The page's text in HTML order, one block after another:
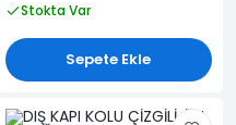
Stokta Var
Sepete Ekle